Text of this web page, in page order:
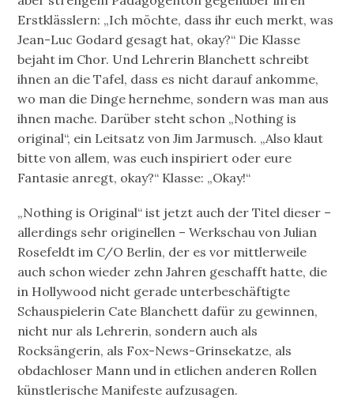
Erstklässlern: „Ich möchte, dass ihr euch merkt, was
Jean-Luc Godard gesagt hat, okay?“ Die Klasse
bejaht im Chor. Und Lehrerin Blanchett schreibt
ihnen an die Tafel, dass es nicht darauf ankomme,
wo man die Dinge hernehme, sondern was man aus
ihnen mache. Darüber steht schon „Nothing is
original“, ein Leitsatz von Jim Jarmusch. „Also klaut
bitte von allem, was euch inspiriert oder eure
Fantasie anregt, okay?“ Klasse: „Okay!“
„Nothing is Original“ ist jetzt auch der Titel dieser –
allerdings sehr originellen – Werkschau von Julian
Rosefeldt im C/O Berlin, der es vor mittlerweile
auch schon wieder zehn Jahren geschafft hatte, die
in Hollywood nicht gerade unterbeschäftigte
Schauspielerin Cate Blanchett dafür zu gewinnen,
nicht nur als Lehrerin, sondern auch als
Rocksängerin, als Fox-News-Grinsekatze, als
obdachloser Mann und in etlichen anderen Rollen
künstlerische Manifeste aufzusagen.